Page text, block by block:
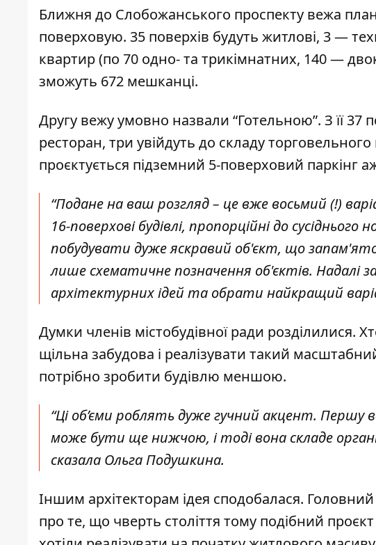
Ближня до Слобожанського проспекту вежа
поверховую. 35 поверхів будуть житлові, 3 —
квартир (по 70 одно- та трикімнатних, 140 —
зможуть 672 мешканці.
Другу вежу умовно назвали “Готельною”. З її
ресторан, три увійдуть до складу
проєктується підземний 5-поверховий паркінг
“Подане на ваш розгляд – це вже восьмий (!)
16-поверхові будівлі, пропорційні до
побудувати дуже яскравий об'єкт, що
лише схематичне позначення об'єктів. Надалі
архітектурних ідей та обрати найкращий
Думки членів містобудівної ради розділилися.
щільна забудова і реалізувати такий
потрібно зробити будівлю меншою.
“Ці об’єми роблять дуже гучний акцент.
може бути ще нижчою, і тоді вона складе
сказала Ольга Подушкина.
Іншим архітекторам ідея сподобалася.
про те, що чверть століття тому подібний